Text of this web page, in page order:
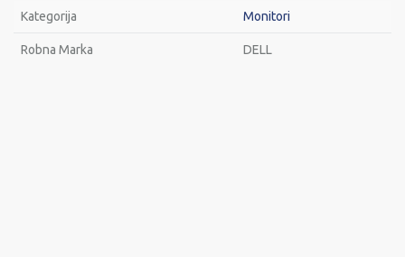
Kategorija Monitori
Robna Marka DELL